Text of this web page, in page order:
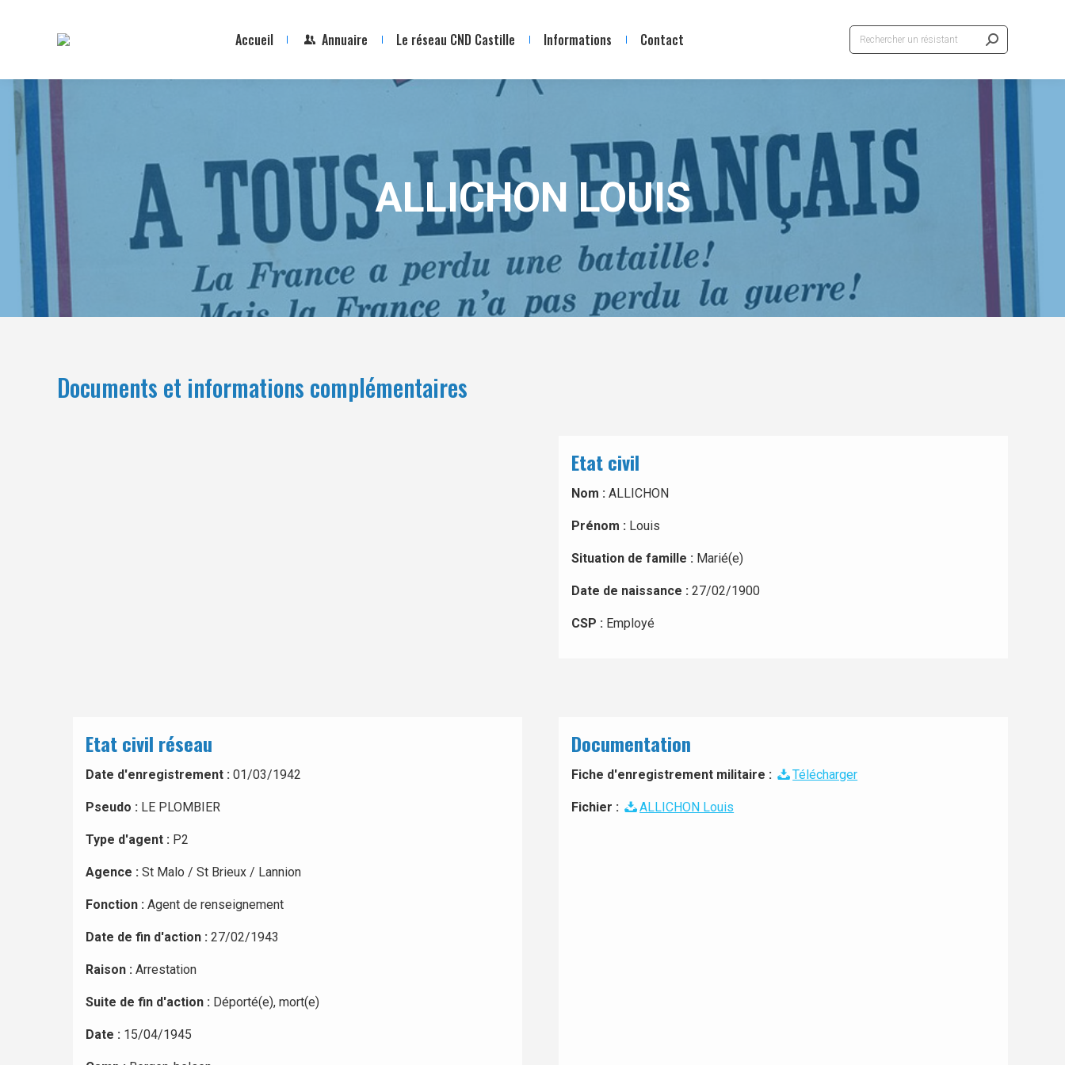
Accueil Annuaire Le réseau CND Castille Informations Contact
Recherche
:
ALLICHON LOUIS
Documents et informations complémentaires
Etat civil
Nom : ALLICHON
Prénom : Louis
Situation de famille : Marié(e)
Date de naissance : 27/02/1900
CSP : Employé
Etat civil réseau
Date d'enregistrement : 01/03/1942
Pseudo : LE PLOMBIER
Type d'agent : P2
Agence : St Malo / St Brieux / Lannion
Fonction : Agent de renseignement
Date de fin d'action : 27/02/1943
Raison : Arrestation
Suite de fin d'action : Déporté(e), mort(e)
Date : 15/04/1945
Documentation
Fiche d'enregistrement militaire : Télécharger
Fichier : ALLICHON Louis